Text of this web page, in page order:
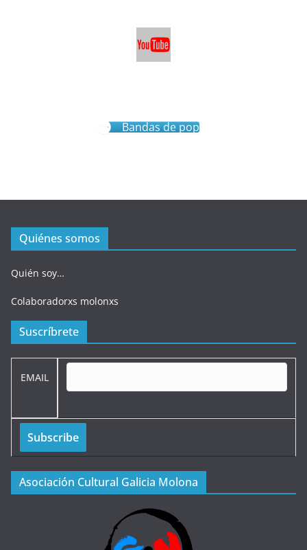
Bandas de pop
Quiénes somos
Quién soy…
Colaboradorxs molonxs
Suscríbrete
EMAIL
Asociación Cultural Galicia Molona